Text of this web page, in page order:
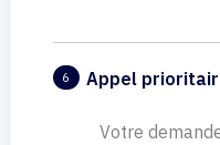
6 Appel
Votre